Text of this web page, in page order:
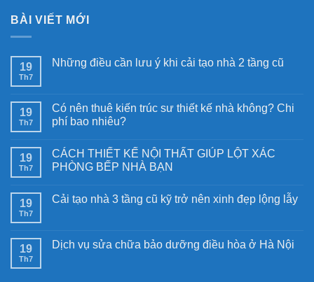
BÀI VIẾT MỚI
19
Th7
Những điều cần lưu ý khi cải tạo nhà 2 tầng cũ
19
Th7
Có nên thuê kiến trúc sư thiết kế nhà không? Chi
phí bao nhiêu?
19
Th7
CÁCH THIẾT KẾ NỘI THẤT GIÚP LỘT XÁC
PHÒNG BẾP NHÀ BẠN
19
Th7
Cải tạo nhà 3 tầng cũ kỹ trở nên xinh đẹp lộng lẫy
19
Th7
Dịch vụ sửa chữa bảo dưỡng điều hòa ở Hà Nội